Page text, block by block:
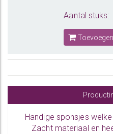
Aantal stuks:
Handige sponsjes
Zacht materiaal en